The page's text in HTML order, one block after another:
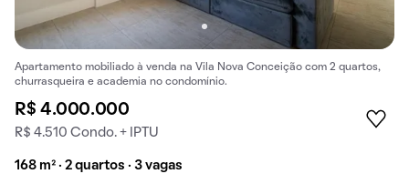
Apartamento mobiliado à venda na Vila Nova Conceição com 2 quartos,
churrasqueira e academia no condomínio.
R$ 4.000.000
R$ 4.510 Condo. + IPTU
168 m² · 2 quartos · 3 vagas